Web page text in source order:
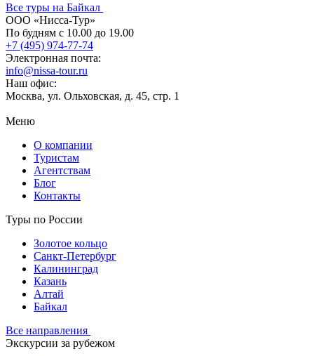
Все туры на Байкал
ООО «Нисса-Тур»
По будням с 10.00 до 19.00
+7 (495) 974-77-74
Электронная почта:
info@nissa-tour.ru
Наш офис:
Москва, ул. Ольховская, д. 45, стр. 1
Меню
О компании
Туристам
Агентствам
Блог
Контакты
Туры по России
Золотое кольцо
Санкт-Петербург
Калининград
Казань
Алтай
Байкал
Все направления
Экскурсии за рубежом